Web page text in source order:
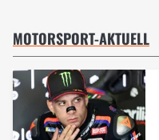
MOTORSPORT-AKTUELL